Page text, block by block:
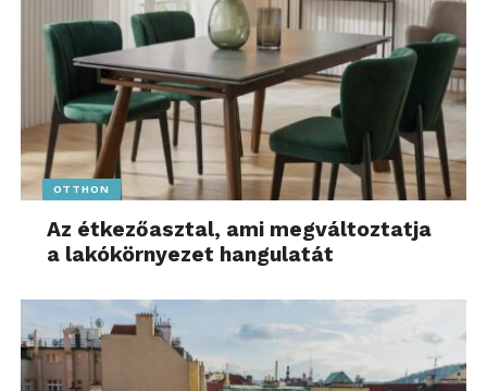
OTTHON
Az étkezőasztal, ami megváltoztatja
a lakókörnyezet hangulatát